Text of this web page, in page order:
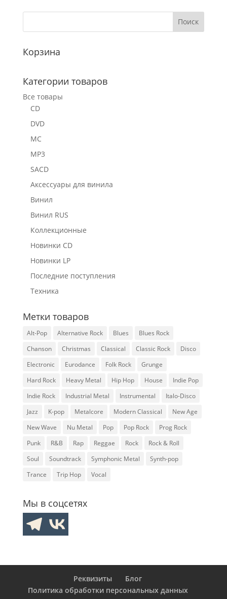
Корзина
Категории товаров
Все товары
CD
DVD
MC
MP3
SACD
Аксессуары для винила
Винил
Винил RUS
Коллекционные
Новинки CD
Новинки LP
Последние поступления
Техника
Метки товаров
Alt-Pop Alternative Rock Blues
Blues Rock
Chanson
Christmas Classical Classic Rock
Disco
Electronic
Eurodance Folk Rock
Grunge
Hard Rock
Heavy Metal Hip Hop House
Indie Pop
Indie Rock
Industrial Metal Instrumental
Italo-Disco
Jazz
K-pop Metalcore Modern Classical
New Age
New Wave
Nu Metal Pop Pop Rock
Prog Rock
Punk
R&B Rap Reggae Rock
Rock & Roll
Soul
Soundtrack Symphonic Metal
Synth-pop
Trance
Trip Hop Vocal
Мы в соцсетях
Реквизиты
Блог
Политика обработки персональных данных